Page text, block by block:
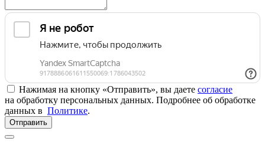
Нажимая на кнопку «Отправить», вы даете согласие
на обработку персональных данных. Подробнее об обработке
данных в Политике.
Отправить